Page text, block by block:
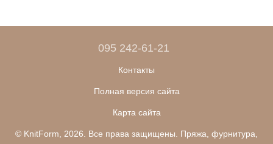
095 242-61-21
Контакты
Полная версия сайта
Карта сайта
© KnitForm, 2026. Все права защищены. Пряжа, фурнитура,